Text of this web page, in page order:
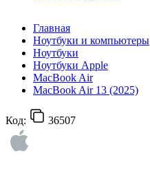
Главная
Ноутбуки и компьютеры
Ноутбуки
Ноутбуки Apple
MacBook Air
MacBook Air 13 (2025)
Код: 36507